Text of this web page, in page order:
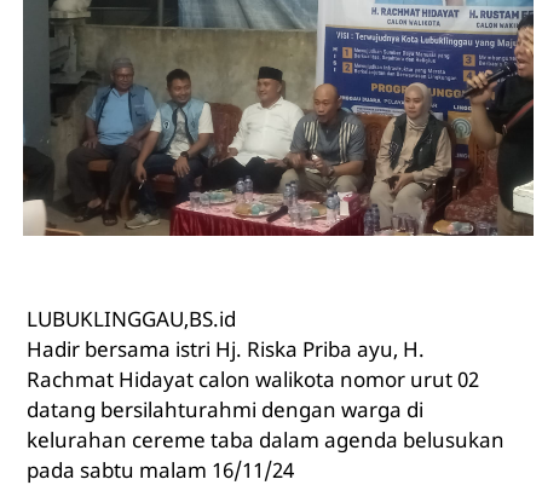
LUBUKLINGGAU,BS.id
Hadir bersama istri Hj. Riska Priba ayu, H.
Rachmat Hidayat calon walikota nomor urut 02
datang bersilahturahmi dengan warga di
kelurahan cereme taba dalam agenda belusukan
pada sabtu malam 16/11/24